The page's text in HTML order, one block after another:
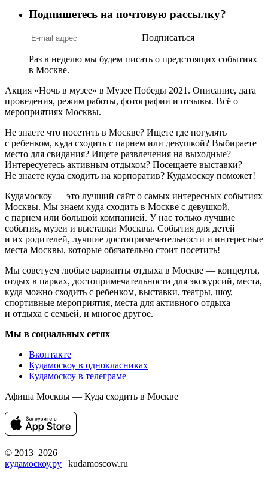
Подпишетесь на почтовую рассылку?
Подписаться
Раз в неделю мы будем писать о предстоящих событиях
в Москве.
Акция «Ночь в музее» в Музее Победы 2021. Описание, дата
проведения, режим работы, фотографии и отзывы. Всё о
мероприятиях Москвы.
Не знаете что посетить в Москве? Ищете где погулять
с ребенком, куда сходить с парнем или девушкой? Выбираете
место для свидания? Ищете развлечения на выходные?
Интересуетесь активным отдыхом? Посещаете выставки?
Не знаете куда сходить на корпоратив? Кудамоскоу поможет!
Кудамоскоу — это лучший сайт о самых интересных событиях
Москвы. Мы знаем куда сходить в Москве с девушкой,
с парнем или большой компанией. У нас только лучшие
события, музеи и выставки Москвы. События для детей
и их родителей, лучшие достопримечательности и интересные
места Москвы, которые обязательно стоит посетить!
Мы советуем любые варианты отдыха в Москве — концерты,
отдых в парках, достопримечательности для экскурсий, места,
куда можно сходить с ребенком, выставки, театры, шоу,
спортивные мероприятия, места для активного отдыха
и отдыха с семьей, и многое другое.
Мы в социальных сетях
Вконтакте
Кудамоскоу в однокласниках
Кудамоскоу в телеграме
Афиша Москвы — Куда сходить в Москве
© 2013–2026
кудамоскоу.ру | kudamoscow.ru